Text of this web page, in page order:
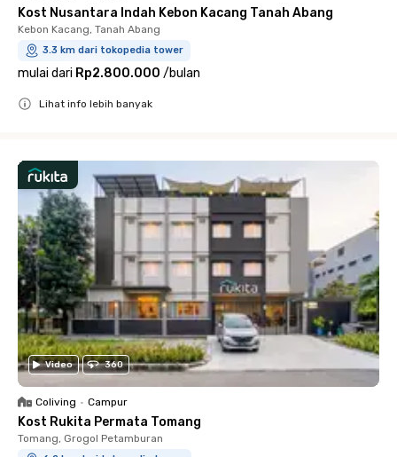
Kost Nusantara Indah Kebon Kacang Tanah Abang
Kebon Kacang, Tanah Abang
3.3 km dari tokopedia tower
mulai dari Rp2.800.000 /bulan
Lihat info lebih banyak
Video 360
Coliving • Campur
Kost Rukita Permata Tomang
Tomang, Grogol Petamburan